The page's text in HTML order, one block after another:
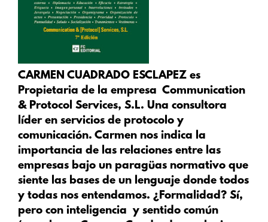
CARMEN CUADRADO ESCLAPEZ es
Propietaria de la empresa Communication
& Protocol Services, S.L. Una consultora
líder en servicios de protocolo y
comunicación. Carmen nos indica la
importancia de las relaciones entre las
empresas bajo un paragüas normativo que
siente las bases de un lenguaje donde todos
y todas nos entendamos. ¿Formalidad? Sí,
pero con inteligencia y sentido común